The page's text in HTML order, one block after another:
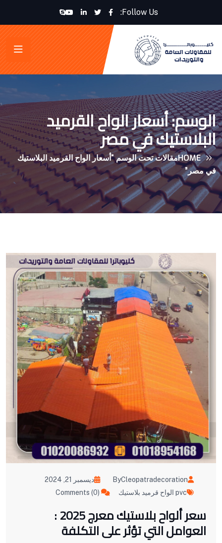
Follow Us:
الوسم:أسعار الواح القرميد
البلاستيك في مصر
HOMEمقالات تحت الوسم “أسعار الواح القرميد البلاستيك
في مصر”
ByCleopatradecoration
ديسمبر 21, 2024
pvc الواح قرميد بلاستيك
سعر ألواح بلاستيك معرج 2025 :
العوامل التي تؤثر على التكلفة